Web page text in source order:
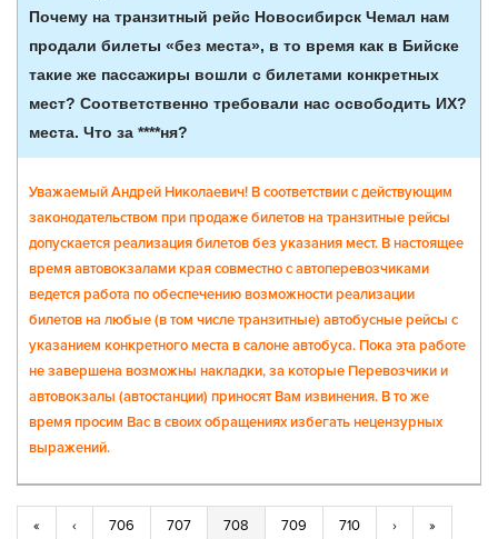
Почему на транзитный рейс Новосибирск Чемал нам
продали билеты «без места», в то время как в Бийске
такие же пассажиры вошли с билетами конкретных
мест? Соответственно требовали нас освободить ИХ?
места. Что за ****ня?
Уважаемый Андрей Николаевич! В соответствии с действующим
законодательством при продаже билетов на транзитные рейсы
допускается реализация билетов без указания мест. В настоящее
время автовокзалами края совместно с автоперевозчиками
ведется работа по обеспечению возможности реализации
билетов на любые (в том числе транзитные) автобусные рейсы с
указанием конкретного места в салоне автобуса. Пока эта работе
не завершена возможны накладки, за которые Перевозчики и
автовокзалы (автостанции) приносят Вам извинения. В то же
время просим Вас в своих обращениях избегать нецензурных
выражений.
« ‹ 706 707 708 709 710 › »